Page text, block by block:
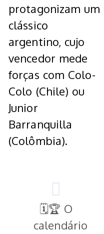
protagonizam um
clássico
argentino, cujo
vencedor mede
forças com Colo-
Colo (Chile) ou
Junior
Barranquilla
(Colômbia).
🗓️🏆 O
calendário